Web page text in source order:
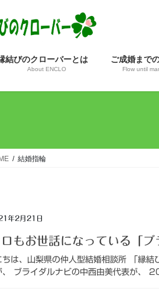
結びのクローバーとは
About ENCLO
ご成婚まで
Flow until
結婚指輪
年2月21日
もお世話になっている「
ちは、山梨県の仲人型結婚相談所 「縁
、 ブライダルナビの中西由美代表